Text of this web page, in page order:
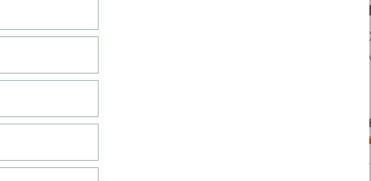
Micro Junior 2, microohmmètre 10A,
8 810,00 CHF
100
51